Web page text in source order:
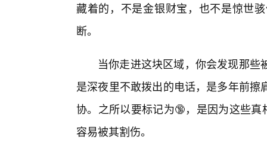
藏着的，不是金银财宝，也不是惊世
断。
当你走进这块区域，你会发现那
是深夜里不敢拨出的电话，是多年前
协。之所以要标记为🔞，是因为这些
容易被其割伤。